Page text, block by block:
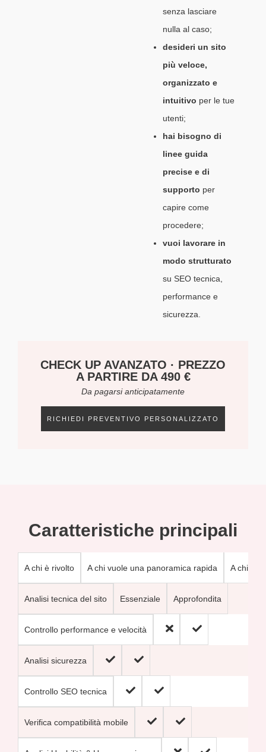
senza lasciare
nulla al caso;
desideri un sito
più veloce,
organizzato e
intuitivo per le tue
utenti;
hai bisogno di
linee guida
precise e di
supporto per
capire come
procedere;
vuoi lavorare in
modo strutturato
su SEO tecnica,
performance e
sicurezza.
CHECK UP AVANZATO · PREZZO
A PARTIRE DA 490 €
Da pagarsi anticipatamente
RICHIEDI PREVENTIVO PERSONALIZZATO
Caratteristiche principali
A chi è rivolto A chi vuole una panoramica rapida A chi
Analisi tecnica del sito Essenziale Approfondita
Controllo performance e velocità
Analisi sicurezza
Controllo SEO tecnica
Verifica compatibilità mobile